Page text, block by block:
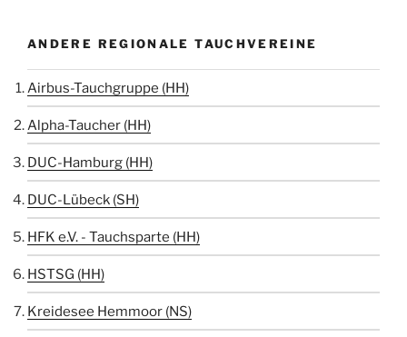
ANDERE REGIONALE TAUCHVEREINE
Airbus-Tauchgruppe (HH)
Alpha-Taucher (HH)
DUC-Hamburg (HH)
DUC-Lübeck (SH)
HFK e.V. - Tauchsparte (HH)
HSTSG (HH)
Kreidesee Hemmoor (NS)